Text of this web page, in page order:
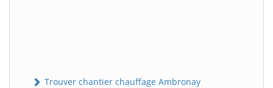
Trouver chantier chauffage Ambronay